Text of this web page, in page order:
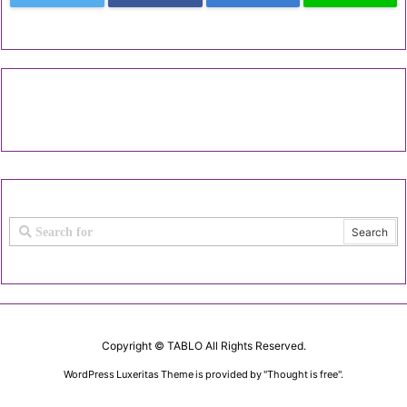
Copyright © TABLOAll Rights Reserved.
WordPress Luxeritas Theme is provided by "Thought is free".